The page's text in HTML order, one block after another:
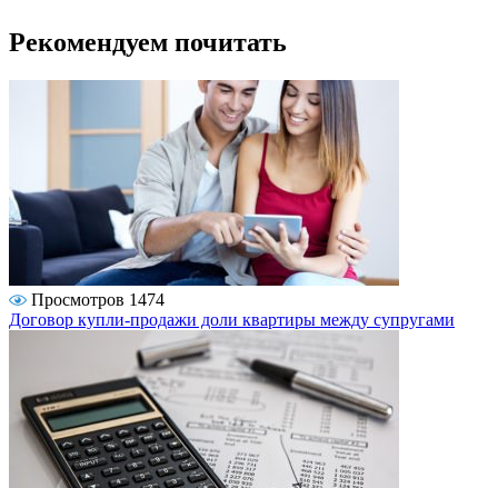
Рекомендуем почитать
Просмотров 1474
Договор купли-продажи доли квартиры между супругами